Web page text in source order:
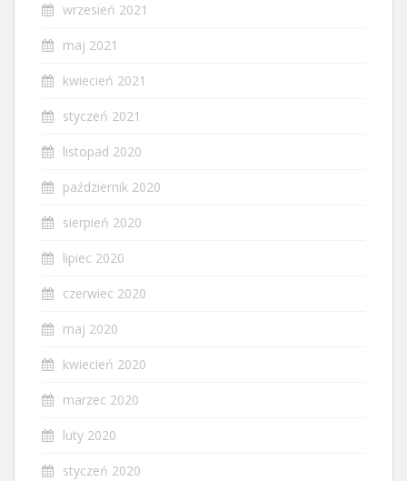
wrzesień 2021
maj 2021
kwiecień 2021
styczeń 2021
listopad 2020
październik 2020
sierpień 2020
lipiec 2020
czerwiec 2020
maj 2020
kwiecień 2020
marzec 2020
luty 2020
styczeń 2020